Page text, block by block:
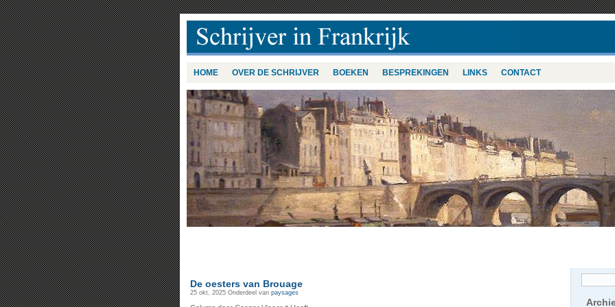
HOME OVER DE SCHRIJVER BOEKEN BESPREKINGEN LINKS CONTACT
De oesters van Brouage
25 okt, 2025 Onderdeel van paysages